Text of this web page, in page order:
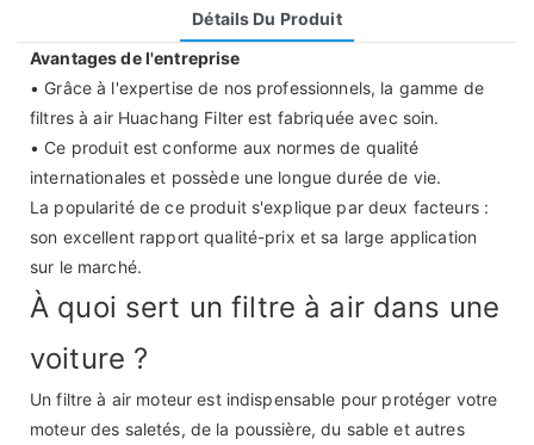
Détails Du Produit
Avantages de l'entreprise
• Grâce à l'expertise de nos professionnels, la gamme de
filtres à air Huachang Filter est fabriquée avec soin.
• Ce produit est conforme aux normes de qualité
internationales et possède une longue durée de vie.
La popularité de ce produit s'explique par deux facteurs :
son excellent rapport qualité-prix et sa large application
sur le marché.
À quoi sert un filtre à air dans une
voiture ?
Un filtre à air moteur est indispensable pour protéger votre
moteur des saletés, de la poussière, du sable et autres